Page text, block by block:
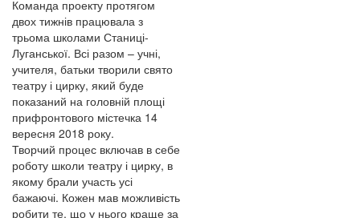
Команда проекту протягом
двох тижнів працювала з
трьома школами Станиці-
Луганської. Всі разом – учні,
учителя, батьки творили свято
театру і цирку, який буде
показаний на головній площі
прифронтового містечка 14
вересня 2018 року.
Творчий процес включав в себе
роботу школи театру і цирку, в
якому брали участь усі
бажаючі. Кожен мав можливість
робити те, що у нього краще за